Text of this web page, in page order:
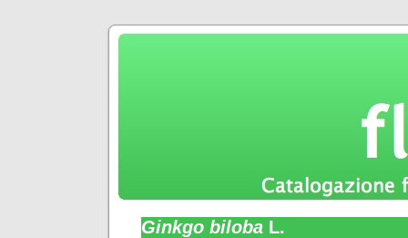
Ginkgo biloba L.